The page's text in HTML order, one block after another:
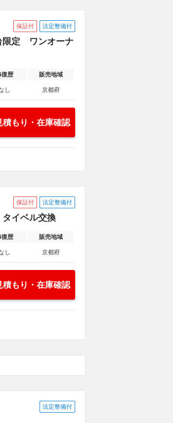
保証付 法定整備付
限定 ワンオーナ
復歴 販売地域
し 京都府
積もり・在庫確認
保証付 法定整備付
イベル交換
復歴 販売地域
し 京都府
積もり・在庫確認
法定整備付